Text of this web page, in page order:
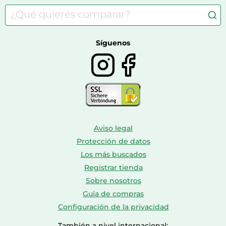
Consolas
Comida para perros
Farmacia veterinaria
Accesorios de moda
Bolsos y maletas
Síguenos
Aviso legal
Protección de datos
Los más buscados
Registrar tienda
Sobre nosotros
Guía de compras
Configuración de la privacidad